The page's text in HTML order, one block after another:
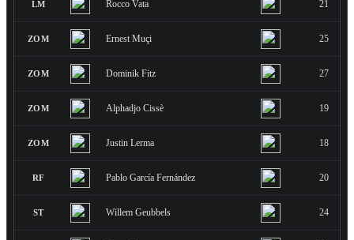
LM Rocco Vata 21
ZOM Ernest Muçi 25
ZOM Dominik Fitz 27
ZOM Alphadjo Cissè 19
ZOM Justin Lerma 18
RF Pablo García Fernández 20
ST Willem Geubbels 24